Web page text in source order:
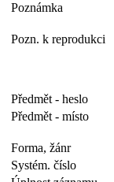
Poznámka
Pozn. k reprodukci
Předmět - heslo
Předmět - místo
Forma, žánr
Systém. číslo